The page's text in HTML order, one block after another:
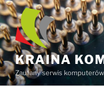
Przejdź
do
treści
KRAINA
Zaufany serwis